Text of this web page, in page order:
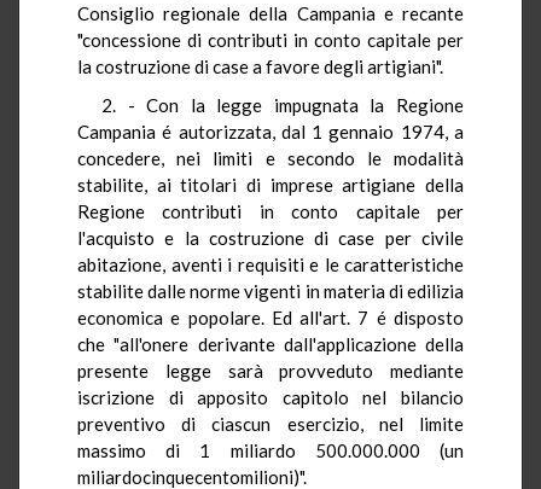
Consiglio regionale della Campania e recante
"concessione di contributi in conto capitale per
la costruzione di case a favore degli artigiani".
2. - Con la legge impugnata la Regione
Campania é autorizzata, dal 1 gennaio 1974, a
concedere, nei limiti e secondo le modalità
stabilite, ai titolari di imprese artigiane della
Regione contributi in conto capitale per
l'acquisto e la costruzione di case per civile
abitazione, aventi i requisiti e le caratteristiche
stabilite dalle norme vigenti in materia di edilizia
economica e popolare. Ed all'art. 7 é disposto
che "all'onere derivante dall'applicazione della
presente legge sarà provveduto mediante
iscrizione di apposito capitolo nel bilancio
preventivo di ciascun esercizio, nel limite
massimo di 1 miliardo 500.000.000 (un
miliardocinquecentomilioni)".